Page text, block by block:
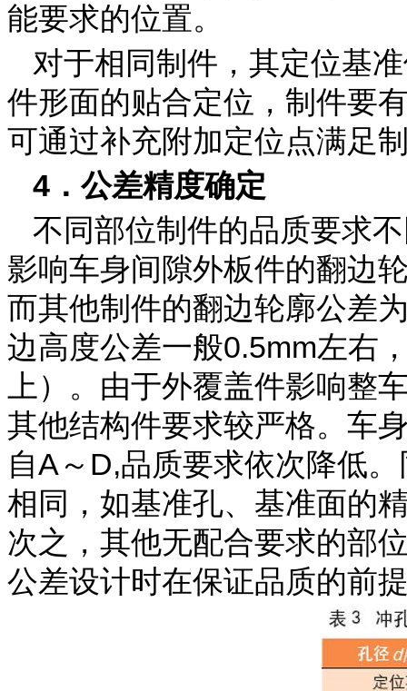
能要求的位置。
对于相同制件，其定位基
件形面的贴合定位，制件要
可通过补充附加定位点满足
4．公差精度确定
不同部位制件的品质要求
影响车身间隙外板件的翻边
而其他制件的翻边轮廓公差
边高度公差一般0.5mm左右
上）。由于外覆盖件影响整
其他结构件要求较严格。车
自A～D,品质要求依次降低
相同，如基准孔、基准面的
次之，其他无配合要求的部
公差设计时在保证品质的前